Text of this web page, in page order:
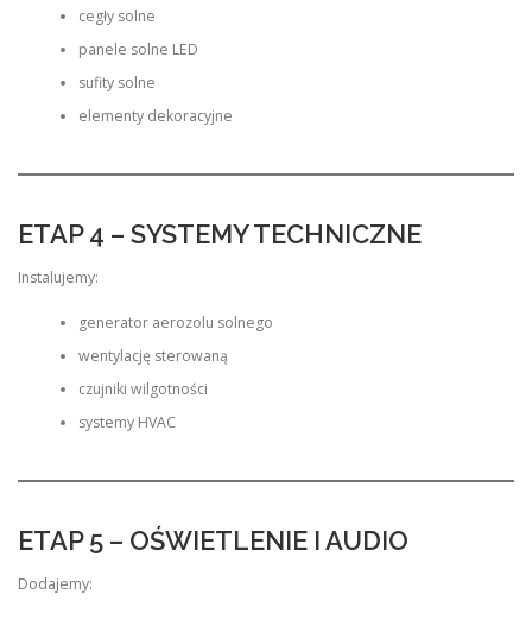
cegły solne
panele solne LED
sufity solne
elementy dekoracyjne
ETAP 4 – SYSTEMY TECHNICZNE
Instalujemy:
generator aerozolu solnego
wentylację sterowaną
czujniki wilgotności
systemy HVAC
ETAP 5 – OŚWIETLENIE I AUDIO
Dodajemy: